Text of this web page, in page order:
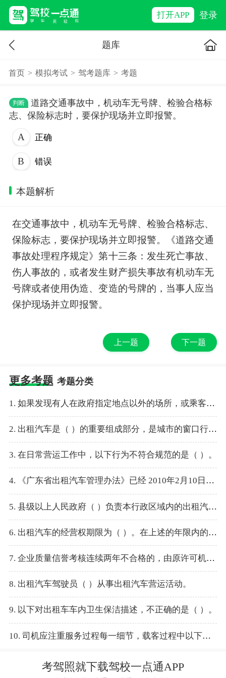
打开APP 登录
题库
首页 > 模拟考试 > 驾考题库 > 考题
判断
道路交通事故中，机动车无号牌、检验合格标
志、保险标志时，要保护现场并立即报警。
正确
错误
本题解析
在交通事故中，机动车无号牌、检验合格标志、
保险标志，要保护现场并立即报警。《道路交通
事故处理程序规定》第十三条：发生死亡事故、
伤人事故的，或者发生财产损失事故有机动车无
号牌或者使用伪造、变造的号牌的，当事人应当
保护现场并立即报警。
上一题 下一题
更多考题 考题分类
1. 如果发现有人在政府指定地点以外的场所，或乘客在出租车内进行传教活动，特别是宣扬“法轮功”邪教活动的，出租车司机怎样处理？
2. 出租汽车是（ ）的重要组成部分，是城市的窗口行业。
3. 在日常营运工作中，以下行为不符合规范的是（ ）。
4. 《广东省出租汽车管理办法》已经 2010年2月10日广东省人民政府第十一届49次常务会议通过并发布，自（ ）起施行。
5. 县级以上人民政府（ ）负责本行政区域内的出租汽车行业管理工作。
6. 出租汽车的经营权期限为（ ）。在上述的年限内的具体经营期限，由县级以上人民政府交通运输主管部门规定。
7. 企业质量信誉考核连续两年不合格的，由原许可机关全部或者部分收回其出租汽车经营权，（ ）。
8. 出租汽车驾驶员（ ）从事出租汽车营运活动。
9. 以下对出租车车内卫生保洁描述，不正确的是（ ）。
10. 司机应注重服务过程每一细节，载客过程中以下不符合服务规范的是（ ）。
考驾照就下载驾校一点通APP